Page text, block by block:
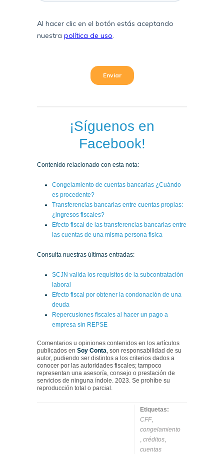
¡Síguenos en
Facebook!
Contenido relacionado con esta nota:
Congelamiento de cuentas bancarias ¿Cuándo
es procedente?
Transferencias bancarias entre cuentas propias:
¿ingresos fiscales?
Efecto fiscal de las transferencias bancarias entre
las cuentas de una misma persona física
Consulta nuestras últimas entradas:
SCJN valida los requisitos de la subcontratación
laboral
Efecto fiscal por obtener la condonación de una
deuda
Repercusiones fiscales al hacer un pago a
empresa sin REPSE
Comentarios u opiniones contenidos en los artículos
publicados en Soy Conta , son responsabilidad de su
autor, pudiendo ser distintos a los criterios dados a
conocer por las autoridades fiscales; tampoco
representan una asesoría, consejo o prestación de
servicios de ninguna índole. 2023. Se prohíbe su
reproducción total o parcial.
Etiquetas:
CFF,
congelamiento
créditos
cuentas